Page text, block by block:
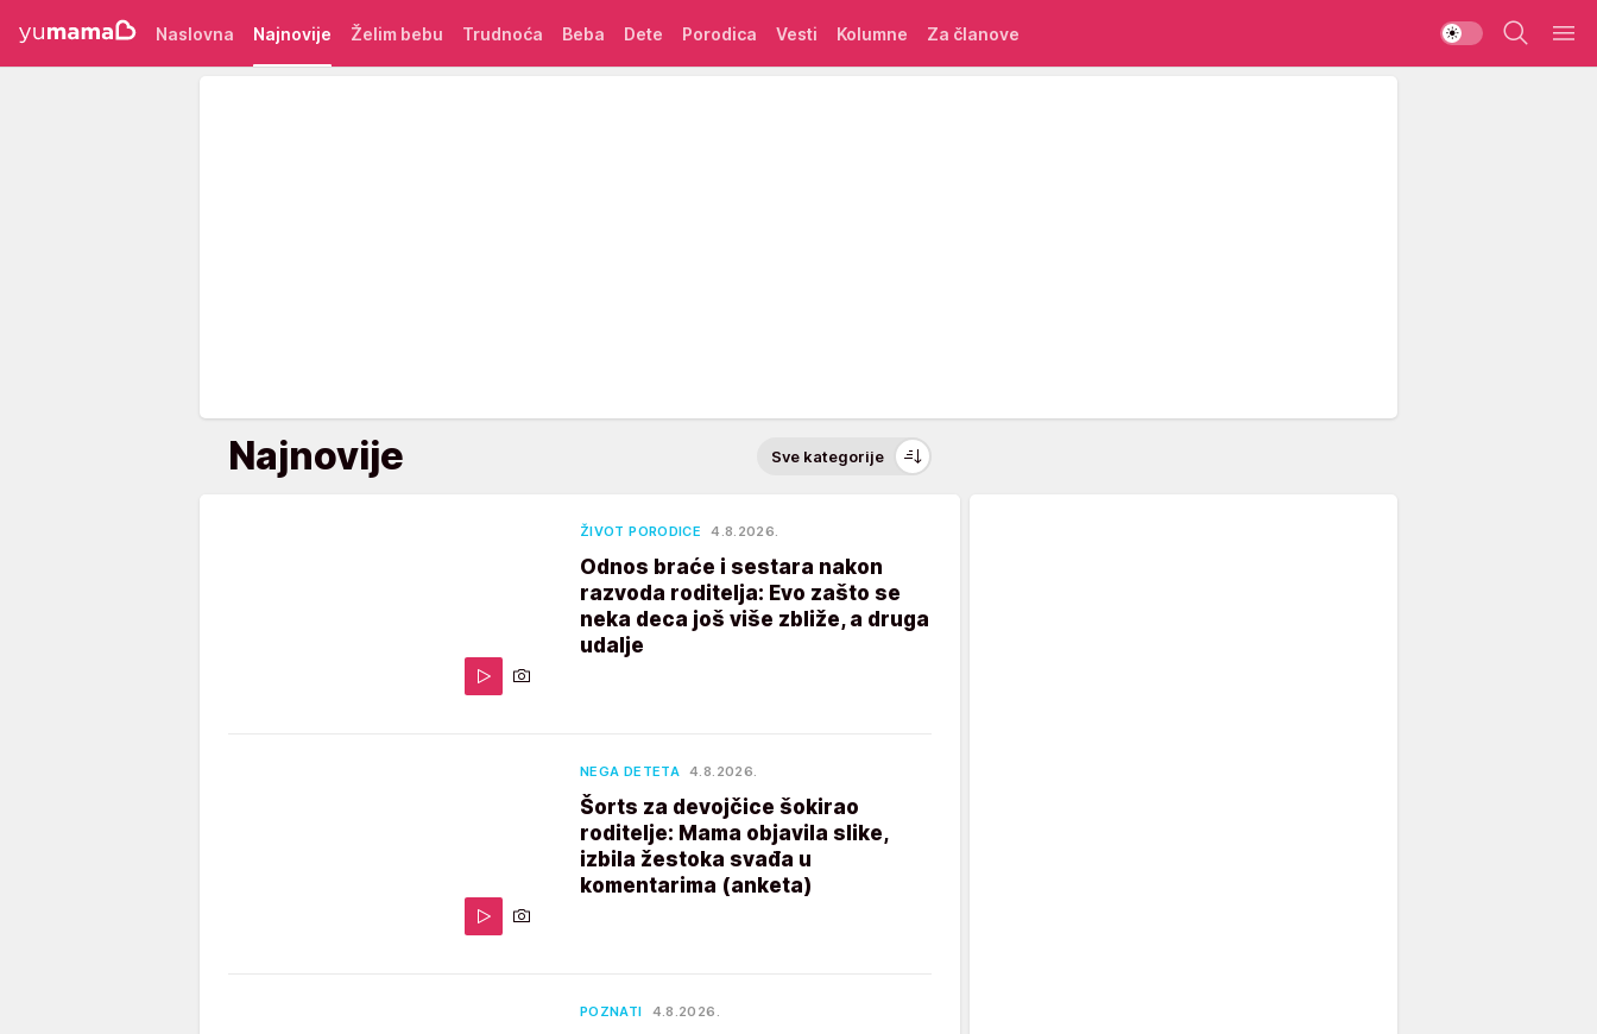
Naslovna Najnovije Želim bebu Trudnoća Beba Dete Porodica Vesti Kolumne Za članove
Najnovije Sve kategorije
ŽIVOT PORODICE 4.8.2026.
Odnos braće i sestara nakon
razvoda roditelja: Evo zašto se
neka deca još više zbliže, a druga
udalje
NEGA DETETA 4.8.2026.
Šorts za devojčice šokirao
roditelje: Mama objavila slike,
izbila žestoka svađa u
komentarima (anketa)
POZNATI 4.8.2026.